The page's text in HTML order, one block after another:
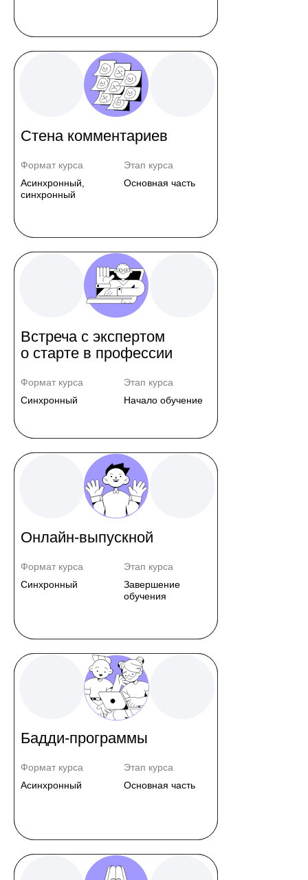
Этап курса
Формат курса
Асинхронный,
синхронный
Основная часть
Стена комментариев
Этап курса
Формат курса
Синхронный
Завершение
обучения
Онлайн-выпускной
Этап курса
Формат курса
Асинхронный
Основная часть
Бадди-программы
Этап курса
Формат курса
Синхронный
Начало обучение
Встреча с экспертом
о старте в профессии